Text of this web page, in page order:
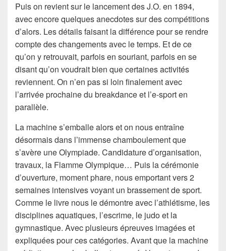
Puis on revient sur le lancement des J.O. en 1894,
avec encore quelques anecdotes sur des compétitions
d’alors. Les détails faisant la différence pour se rendre
compte des changements avec le temps. Et de ce
qu’on y retrouvait, parfois en souriant, parfois en se
disant qu’on voudrait bien que certaines activités
reviennent. On n’en pas si loin finalement avec
l’arrivée prochaine du breakdance et l’e-sport en
parallèle.
La machine s’emballe alors et on nous entraîne
désormais dans l’immense chamboulement que
s’avère une Olympiade. Candidature d’organisation,
travaux, la Flamme Olympique… Puis la cérémonie
d’ouverture, moment phare, nous emportant vers 2
semaines intensives voyant un brassement de sport.
Comme le livre nous le démontre avec l’athlétisme, les
disciplines aquatiques, l’escrime, le judo et la
gymnastique. Avec plusieurs épreuves imagées et
expliquées pour ces catégories. Avant que la machine